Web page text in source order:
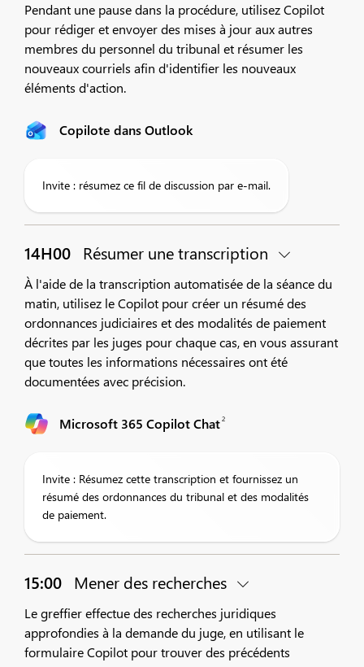
Pendant une pause dans la procédure, utilisez Copilot
pour rédiger et envoyer des mises à jour aux autres
membres du personnel du tribunal et résumer les
nouveaux courriels afin d'identifier les nouveaux
éléments d'action.
Copilote dans Outlook
Invite : résumez ce fil de discussion par e-mail.
14H00 Résumer une transcription
À l'aide de la transcription automatisée de la séance du
matin, utilisez le Copilot pour créer un résumé des
ordonnances judiciaires et des modalités de paiement
décrites par les juges pour chaque cas, en vous assurant
que toutes les informations nécessaires ont été
documentées avec précision.
Microsoft 365 Copilot Chat2
Invite : Résumez cette transcription et fournissez un
résumé des ordonnances du tribunal et des modalités
de paiement.
15:00 Mener des recherches
Le greffier effectue des recherches juridiques
approfondies à la demande du juge, en utilisant le
formulaire Copilot pour trouver des précédents